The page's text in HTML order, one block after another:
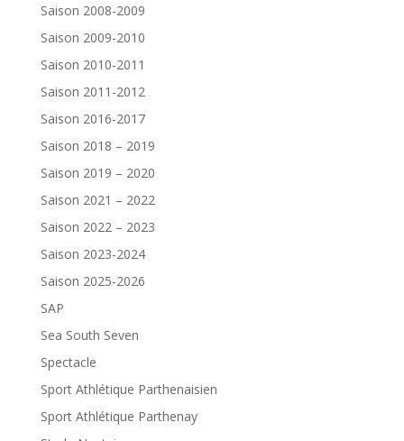
Saison 2008-2009
Saison 2009-2010
Saison 2010-2011
Saison 2011-2012
Saison 2016-2017
Saison 2018 – 2019
Saison 2019 – 2020
Saison 2021 – 2022
Saison 2022 – 2023
Saison 2023-2024
Saison 2025-2026
SAP
Sea South Seven
Spectacle
Sport Athlétique Parthenaisien
Sport Athlétique Parthenay